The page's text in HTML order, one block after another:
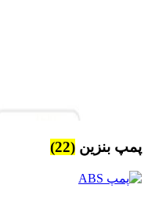
پمپ بنزین (22)